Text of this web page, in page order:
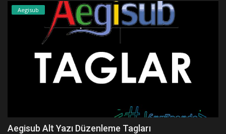
Aegisub
Aegisub Alt Yazı Düzenleme Tagları